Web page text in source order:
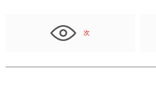
次